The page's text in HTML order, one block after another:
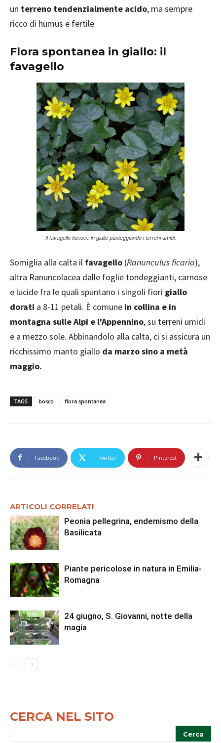
un terreno tendenzialmente acido, ma sempre
ricco di humus e fertile.
Flora spontanea in giallo: il
favagello
Il favagello fiorisce in giallo punteggiando i terreni umidi.
Somiglia alla calta il favagello (Ranunculus ficaria),
altra Ranuncolacea dalle foglie tondeggianti, carnose
e lucide fra le quali spuntano i singoli fiori giallo
dorati a 8-11 petali. È comune in collina e in
montagna sulle Alpi e l'Appennino, su terreni umidi
e a mezzo sole. Abbinandolo alla calta, ci si assicura un
ricchissimo manto giallo da marzo sino a metà
maggio.
TAGS bosco flora spontanea
Facebook Twitter Pinterest
ARTICOLI CORRELATI
Peonia pellegrina, endemismo della
Basilicata
Piante pericolose in natura in Emilia-
Romagna
24 giugno, S. Giovanni, notte della
magia
CERCA NEL SITO